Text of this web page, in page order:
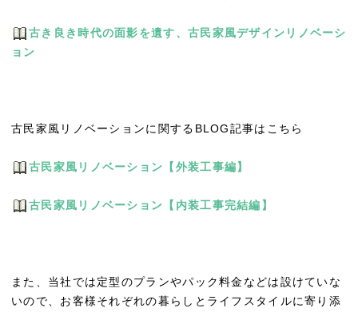
古き良き時代の面影を遺す、古民家風デザインリノベーシ
ョン
古民家風リノベーションに関するBLOG記事はこちら
古民家風リノベーション【外装工事編】
古民家風リノベーション【内装工事完結編】
また、当社では定型のプランやパック料金などは設けていな
いので、お客様それぞれの暮らしとライフスタイルに寄り添